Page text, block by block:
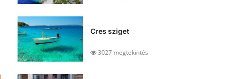
Cres sziget
3027 megtekintés